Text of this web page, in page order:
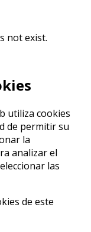
not exist.
utiliza cookies
de permitir su
la
analizar el
las
de este